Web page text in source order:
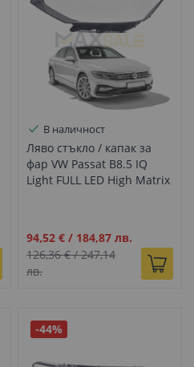
В наличност
Ляво стъкло / капак за
фар VW Passat B8.5 IQ
Light FULL LED High Matrix
Промо
цена
94,52 € / 184,87 лв.
126,36 €/247,14
лв.
-44%